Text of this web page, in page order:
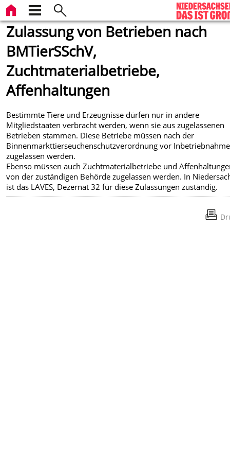
Zulassung von Betrieben nach
BMTierSSchV,
Zuchtmaterialbetriebe,
Affenhaltungen
Bestimmte Tiere und Erzeugnisse dürfen nur in andere
Mitgliedstaaten verbracht werden, wenn sie aus zugelassenen
Betrieben stammen. Diese Betriebe müssen nach der
Binnenmarkttierseuchenschutzverordnung vor Inbetriebnahme
zugelassen werden.
Ebenso müssen auch Zuchtmaterialbetriebe und
von der zuständigen Behörde zugelassen werden. In
ist das LAVES, Dezernat 32 für diese Zulassungen zuständig.